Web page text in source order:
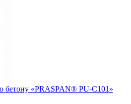
бетону «PRASPAN® PU-C101»